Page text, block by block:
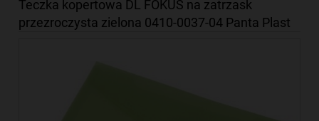
Teczka kopertowa DL FOKUS na zatrzask
przezroczysta zielona 0410-0037-04 Panta Plast